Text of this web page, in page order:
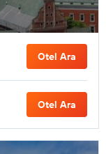
Otel Ara
Otel Ara